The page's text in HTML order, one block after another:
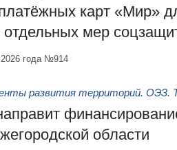
карт «Мир»
отдельных мер
года №914
развития территорий. ОЭЗ.
области